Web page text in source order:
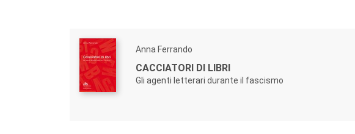
Anna Ferrando
CACCIATORI DI LIBRI
Gli agenti letterari durante il fascismo